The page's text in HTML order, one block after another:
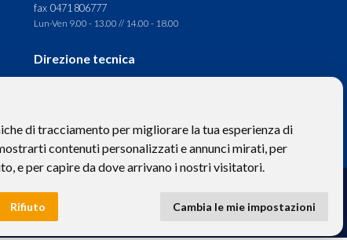
di tracciamento per migliorare la tua esperienza di
contenuti personalizzati e annunci mirati, per
e per capire da dove arrivano i nostri visitatori.
Rifiuto Cambia le mie impostazioni
fax 0471 806777
Lun-Ven 9.00 - 13.00 // 14.00 - 18.00
Direzione tecnica
P.IVA: 01652670215
154275 | ignastoursrl@mail-certificata.org